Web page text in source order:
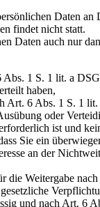
Daten an
findet nicht statt.
Daten auch nur
Abs. 1 S. 1 lit. a
haben,
Art. 6 Abs. 1 S. 1
oder
ist und
Sie ein
an der
die Weitergabe
und nach Art. 6